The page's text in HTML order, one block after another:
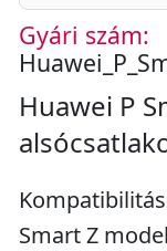
Gyári szám:
Huawei P
Smart Z